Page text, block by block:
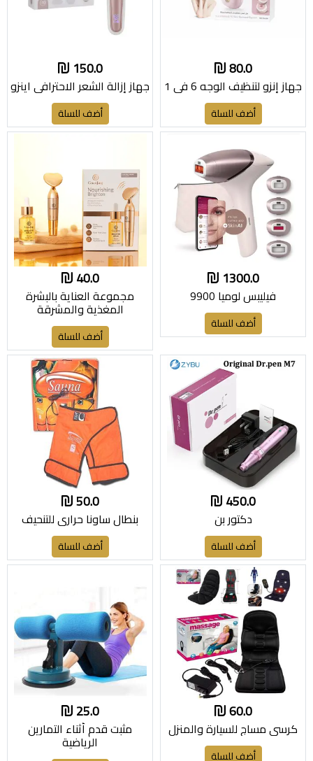
80.0
جهاز إنزو لتنظيف الوجه 6 في 1
أضف للسلة
150.0
جهاز إزالة الشعر الاحترافي اينزو
أضف للسلة
1300.0
فيليبس لوميا 9900
أضف للسلة
40.0
مجموعة العناية بالبشرة
المغذية والمشرقة
أضف للسلة
450.0
دكتور بن
أضف للسلة
50.0
بنطال ساونا حراري للتنحيف
أضف للسلة
60.0
كرسي مساج للسيارة والمنزل
أضف للسلة
25.0
مثبت قدم أثناء التمارين
الرياضية